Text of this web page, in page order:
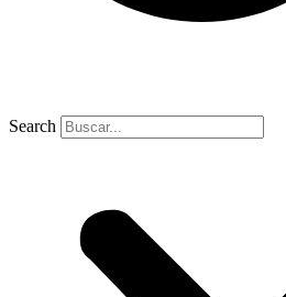
Search